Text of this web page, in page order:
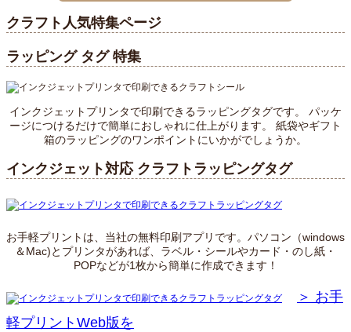
クラフト人気特集ページ
ラッピング タグ 特集
インクジェットプリンタで印刷できるラッピングタグです。
パッケ
ージにつけるだけで簡単におしゃれに仕上がります。
紙袋やギフト
箱のラッピングのワンポイントにいかがでしょうか。
インクジェット対応 クラフトラッピングタグ
お手軽プリントは、当社の無料印刷アプリです。パソコン（windows
＆Mac)とプリンタがあれば、 ラベル・シールやカード・のし紙・
POPなどが1枚から簡単に作成できます！
＞ お手
軽プリントWeb版を